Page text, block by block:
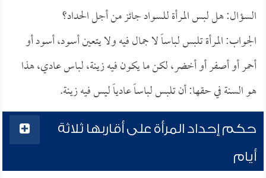
السؤال: هل لبس المرأة للسواد جائز من أجل الحداد؟
الجواب: المرأة تلبس لباساً لا جمال فيه ولا يتعين أسود، أسود أو
أحمر أو أصفر أو أخضر، لكن ما يكون فيه زينة، لباس عادي، هذا
هو السنة في حقها: أن تلبس لباساً عادياً ليس فيه زينة.
حكم إحداد المرأة على أقاربها ثلاثة
أيام